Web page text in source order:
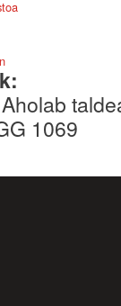
1069